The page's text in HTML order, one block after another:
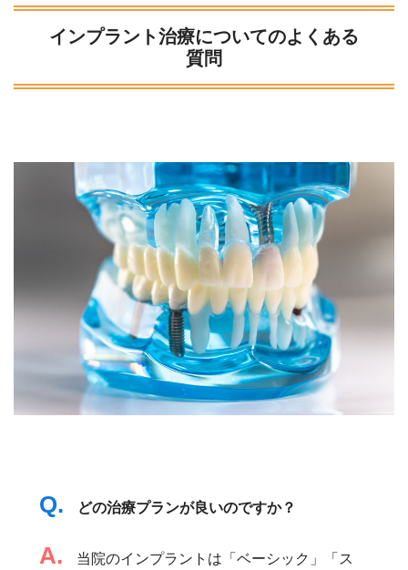
インプラント治療についてのよくある
質問
Q. どの治療プランが良いのですか？
A.
当院のインプラントは「ベーシック」「ス